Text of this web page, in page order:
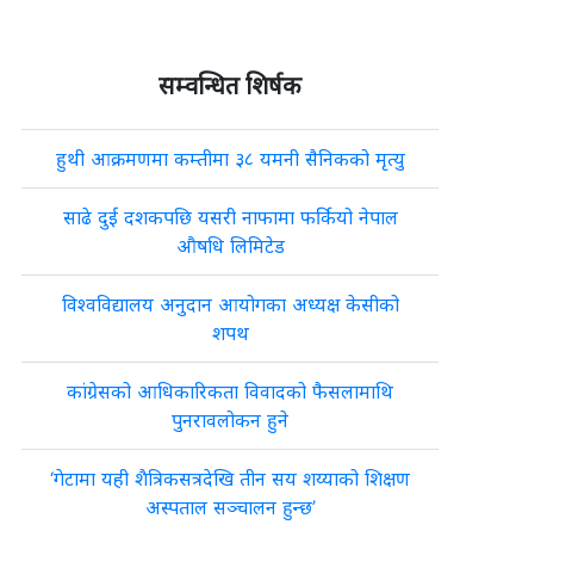
सम्वन्धित शिर्षक
हुथी आक्रमणमा कम्तीमा ३८ यमनी सैनिकको मृत्यु
साढे दुई दशकपछि यसरी नाफामा फर्कियो नेपाल
औषधि लिमिटेड
विश्वविद्यालय अनुदान आयोगका अध्यक्ष केसीको
शपथ
कांग्रेसको आधिकारिकता विवादको फैसलामाथि
पुनरावलोकन हुने
‘गेटामा यही शैत्रिकसत्रदेखि तीन सय शय्याको शिक्षण
अस्पताल सञ्चालन हुन्छ’